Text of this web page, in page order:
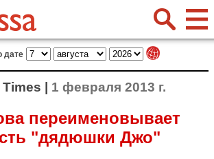
дате
| 1 февраля 2013 г.
переименовывает
"дядюшки Джо"